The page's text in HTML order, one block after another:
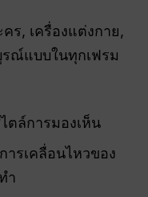
ร, เครื่องแต่งกาย,
รณ์แบบในทุกเฟรม
ตล์การมองเห็น
ารเคลื่อนไหวของ
ำ